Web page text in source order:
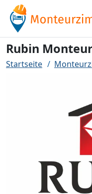
Rubin
Startseite